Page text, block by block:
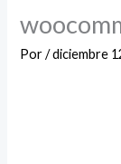
Por/diciembre